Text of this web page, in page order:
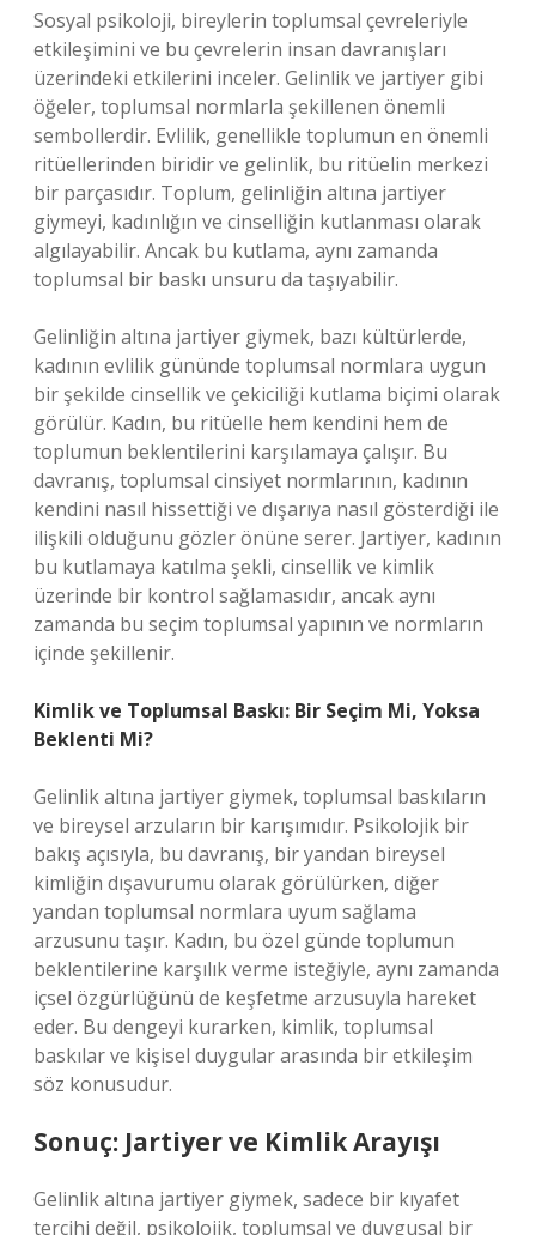
Sosyal psikoloji, bireylerin toplumsal çevreleriyle
etkileşimini ve bu çevrelerin insan davranışları
üzerindeki etkilerini inceler. Gelinlik ve jartiyer gibi
öğeler, toplumsal normlarla şekillenen önemli
sembollerdir. Evlilik, genellikle toplumun en önemli
ritüellerinden biridir ve gelinlik, bu ritüelin merkezi
bir parçasıdır. Toplum, gelinliğin altına jartiyer
giymeyi, kadınlığın ve cinselliğin kutlanması olarak
algılayabilir. Ancak bu kutlama, aynı zamanda
toplumsal bir baskı unsuru da taşıyabilir.
Gelinliğin altına jartiyer giymek, bazı kültürlerde,
kadının evlilik gününde toplumsal normlara uygun
bir şekilde cinsellik ve çekiciliği kutlama biçimi olarak
görülür. Kadın, bu ritüelle hem kendini hem de
toplumun beklentilerini karşılamaya çalışır. Bu
davranış, toplumsal cinsiyet normlarının, kadının
kendini nasıl hissettiği ve dışarıya nasıl gösterdiği ile
ilişkili olduğunu gözler önüne serer. Jartiyer, kadının
bu kutlamaya katılma şekli, cinsellik ve kimlik
üzerinde bir kontrol sağlamasıdır, ancak aynı
zamanda bu seçim toplumsal yapının ve normların
içinde şekillenir.
Kimlik ve Toplumsal Baskı: Bir Seçim Mi, Yoksa
Beklenti Mi?
Gelinlik altına jartiyer giymek, toplumsal baskıların
ve bireysel arzuların bir karışımıdır. Psikolojik bir
bakış açısıyla, bu davranış, bir yandan bireysel
kimliğin dışavurumu olarak görülürken, diğer
yandan toplumsal normlara uyum sağlama
arzusunu taşır. Kadın, bu özel günde toplumun
beklentilerine karşılık verme isteğiyle, aynı zamanda
içsel özgürlüğünü de keşfetme arzusuyla hareket
eder. Bu dengeyi kurarken, kimlik, toplumsal
baskılar ve kişisel duygular arasında bir etkileşim
söz konusudur.
Sonuç: Jartiyer ve Kimlik Arayışı
Gelinlik altına jartiyer giymek, sadece bir kıyafet
tercihi değil, psikolojik, toplumsal ve duygusal bir